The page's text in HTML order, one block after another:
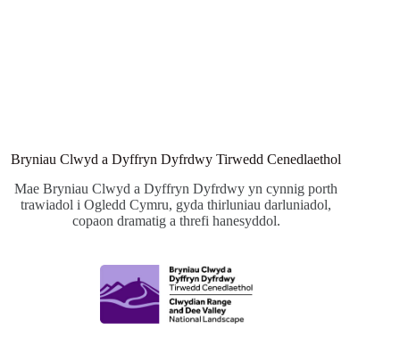
Bryniau Clwyd a Dyffryn Dyfrdwy Tirwedd Cenedlaethol
Mae Bryniau Clwyd a Dyffryn Dyfrdwy yn cynnig porth
trawiadol i Ogledd Cymru, gyda thirluniau darluniadol,
copaon dramatig a threfi hanesyddol.